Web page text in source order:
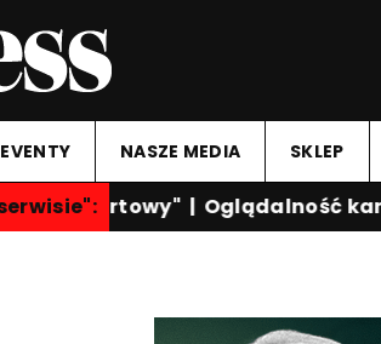
EVENTY NASZE MEDIA SKLEP
Sportowy"|Oglądalność